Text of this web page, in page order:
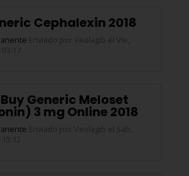
Cephalexin 2018
Enviado por Veolagib el Vie,
Generic Meloset
3 mg Online 2018
Enviado por Veolagib el Sáb,